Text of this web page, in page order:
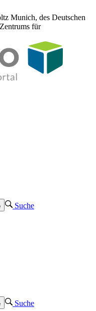
Munich, des Deutschen
für
Suche
Suche